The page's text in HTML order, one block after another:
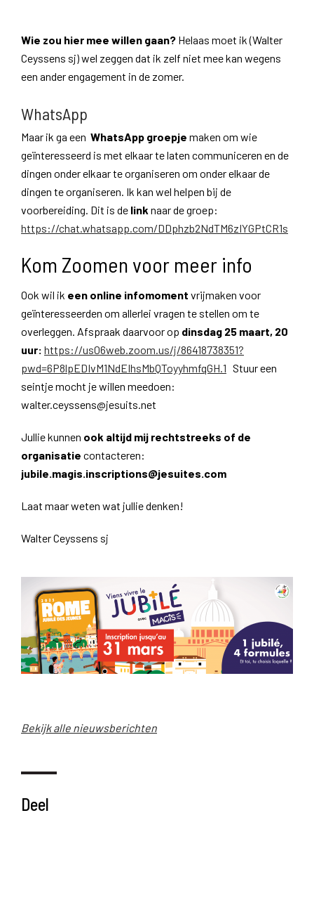
Wie zou hier mee willen gaan? Helaas moet ik (Walter
Ceyssens sj) wel zeggen dat ik zelf niet mee kan wegens
een ander engagement in de zomer.
WhatsApp
Maar ik ga een WhatsApp groepje maken om wie
geïnteresseerd is met elkaar te laten communiceren en de
dingen onder elkaar te organiseren om onder elkaar de
dingen te organiseren. Ik kan wel helpen bij de
voorbereiding. Dit is de link naar de groep:
https://chat.whatsapp.com/DDphzb2NdTM6zIYGPtCR1s
Kom Zoomen voor meer info
Ook wil ik een online infomoment vrijmaken voor
geïnteresseerden om allerlei vragen te stellen om te
overleggen. Afspraak daarvoor op dinsdag 25 maart, 20
uur: https://us06web.zoom.us/j/86418738351?
pwd=6P8lpEDIvM1NdEIhsMbQToyyhmfqGH.1 Stuur een
seintje mocht je willen meedoen:
walter.ceyssens@jesuits.net
Jullie kunnen ook altijd mij rechtstreeks of de
organisatie contacteren:
jubile.magis.inscriptions@jesuites.com
Laat maar weten wat jullie denken!
Walter Ceyssens sj
Bekijk alle nieuwsberichten
Deel